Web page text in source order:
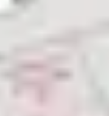
des villes